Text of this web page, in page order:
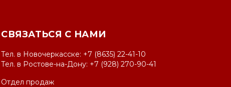
СВЯЗАТЬСЯ С НАМИ
Тел. в Новочеркасске: +7 (8635) 22-41-10
Тел. в Ростове-на-Дону: +7 (928) 270-90-41
Отдел продаж